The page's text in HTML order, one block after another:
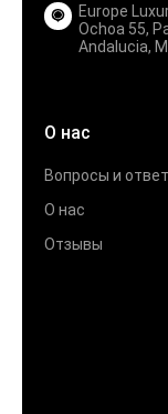
Europe
Ochoa 55,
Andalucia,
О нас
Вопросы и
О нас
Отзывы